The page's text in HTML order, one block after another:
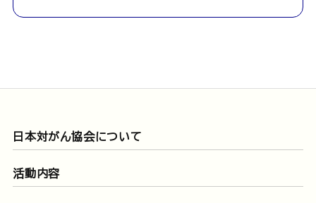
日本対がん協会について
活動内容